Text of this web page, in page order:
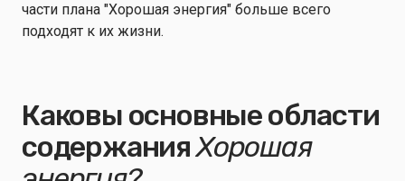
части плана "Хорошая энергия" больше всего
подходят к их жизни.
Каковы основные области
содержанияХорошая